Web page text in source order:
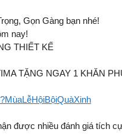
Gọn Gàng bạn nhé!​
nay!​
THIẾT KẾ
TẶNG NGAY 1 KHĂN
được nhiều đánh giá tích